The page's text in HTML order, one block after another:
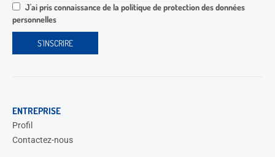
J'ai pris connaissance de la politique de protection des données
personnelles
ENTREPRISE
Profil
Contactez-nous